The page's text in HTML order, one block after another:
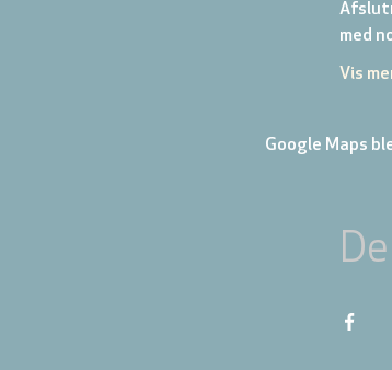
med
Vis
Google Maps